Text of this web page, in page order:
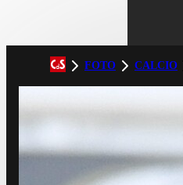
FOTO CALCIO